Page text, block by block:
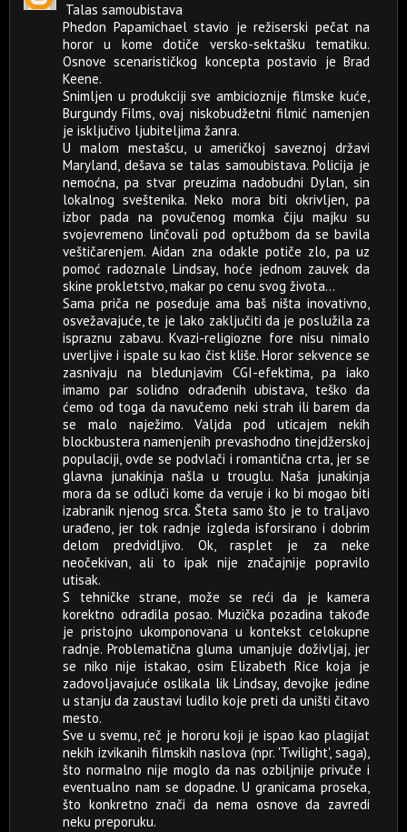
Talas samoubistava
Phedon Papamichael stavio je režiserski pečat na
horor u kome dotiče versko-sektašku tematiku.
Osnove scenarističkog koncepta postavio je Brad
Keene.
Snimljen u produkciji sve ambicioznije filmske kuće,
Burgundy Films, ovaj niskobudžetni filmić namenjen
je isključivo ljubiteljima žanra.
U malom mestašcu, u američkoj saveznoj državi
Maryland, dešava se talas samoubistava. Policija je
nemoćna, pa stvar preuzima nadobudni Dylan, sin
lokalnog sveštenika. Neko mora biti okrivljen, pa
izbor pada na povučenog momka čiju majku su
svojevremeno linčovali pod optužbom da se bavila
veštičarenjem. Aidan zna odakle potiče zlo, pa uz
pomoć radoznale Lindsay, hoće jednom zauvek da
skine prokletstvo, makar po cenu svog života...
Sama priča ne poseduje ama baš ništa inovativno,
osvežavajuće, te je lako zaključiti da je poslužila za
ispraznu zabavu. Kvazi-religiozne fore nisu nimalo
uverljive i ispale su kao čist kliše. Horor sekvence se
zasnivaju na bledunjavim CGI-efektima, pa iako
imamo par solidno odrađenih ubistava, teško da
ćemo od toga da navučemo neki strah ili barem da
se malo naježimo. Valjda pod uticajem nekih
blockbustera namenjenih prevashodno tinejdžerskoj
populaciji, ovde se podvlači i romantična crta, jer se
glavna junakinja našla u trouglu. Naša junakinja
mora da se odluči kome da veruje i ko bi mogao biti
izabranik njenog srca. Šteta samo što je to traljavo
urađeno, jer tok radnje izgleda isforsirano i dobrim
delom predvidljivo. Ok, rasplet je za neke
neočekivan, ali to ipak nije značajnije popravilo
utisak.
S tehničke strane, može se reći da je kamera
korektno odradila posao. Muzička pozadina takođe
je pristojno ukomponovana u kontekst celokupne
radnje. Problematična gluma umanjuje doživljaj, jer
se niko nije istakao, osim Elizabeth Rice koja je
zadovoljavajuće oslikala lik Lindsay, devojke jedine
u stanju da zaustavi ludilo koje preti da uništi čitavo
mesto.
Sve u svemu, reč je hororu koji je ispao kao plagijat
nekih izvikanih filmskih naslova (npr. 'Twilight', saga),
što normalno nije moglo da nas ozbiljnije privuče i
eventualno nam se dopadne. U granicama proseka,
što konkretno znači da nema osnove da zavredi
neku preporuku.